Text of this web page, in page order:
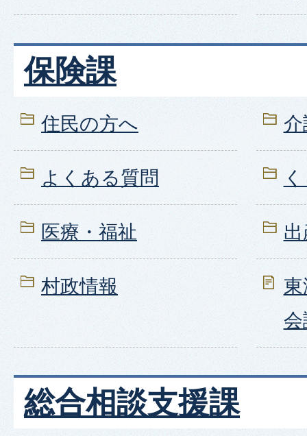
保険課
住民の方へ
よくある質問
医療・福祉
村政情報
会
総合相談支援課